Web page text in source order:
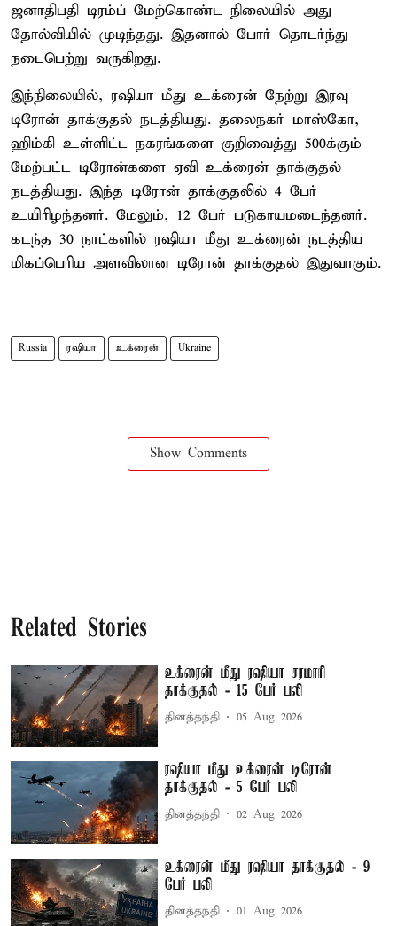
ஜனாதிபதி டிரம்ப் மேற்கொண்ட நிலையில் அது
தோல்வியில் முடிந்தது. இதனால் போர் தொடர்ந்து
நடைபெற்று வருகிறது.
இந்நிலையில், ரஷியா மீது உக்ரைன் நேற்று இரவு
டிரோன் தாக்குதல் நடத்தியது. தலைநகர் மாஸ்கோ,
ஹிம்கி உள்ளிட்ட நகரங்களை குறிவைத்து 500க்கும்
மேற்பட்ட டிரோன்களை ஏவி உக்ரைன் தாக்குதல்
நடத்தியது. இந்த டிரோன் தாக்குதலில் 4 பேர்
உயிரிழந்தனர். மேலும், 12 பேர் படுகாயமடைந்தனர்.
கடந்த 30 நாட்களில் ரஷியா மீது உக்ரைன் நடத்திய
மிகப்பெரிய அளவிலான டிரோன் தாக்குதல் இதுவாகும்.
Russia ரஷியா உக்ரைன் Ukraine
Show Comments
Related Stories
உக்ரைன் மீது ரஷியா சரமாரி
தாக்குதல் - 15 பேர் பலி
தினத்தந்தி 05 Aug 2026
ரஷியா மீது உக்ரைன் டிரோன்
தாக்குதல் - 5 பேர் பலி
தினத்தந்தி 02 Aug 2026
உக்ரைன் மீது ரஷியா தாக்குதல் - 9
பேர் பலி
தினத்தந்தி 01 Aug 2026